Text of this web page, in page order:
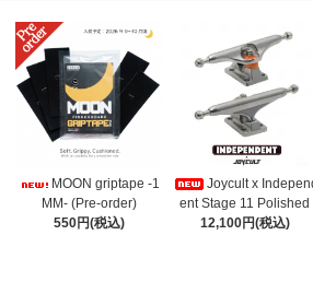
MOON griptape -1
MM- (Pre-order)
550円(税込)
Joycult x
ent Stage 11 Polished
12,100円(税込)